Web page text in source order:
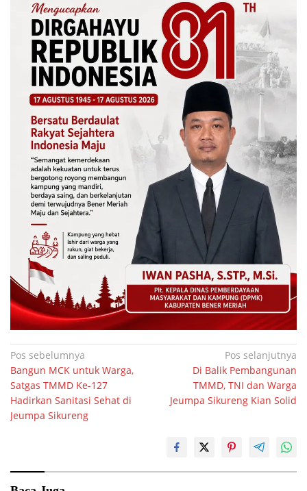
Navigasi
pos
Pos sebelumnya
Bangun MCK untuk Warga,
Satgas TMMD Ke-127
Hadirkan Sanitasi Sehat di
Jeumpa Sikureng
Pos selanjutnya
Di Balik Pembangunan
TMMD, TNI dan Warga
Jeumpa Sikureng Kian Solid